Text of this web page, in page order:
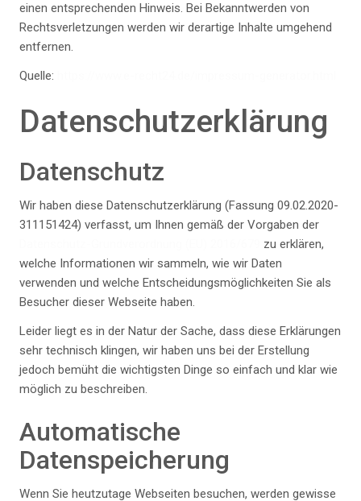
einen entsprechenden Hinweis. Bei Bekanntwerden von
Rechtsverletzungen werden wir derartige Inhalte umgehend
entfernen.
Quelle:
Datenschutzerklärung
Datenschutz
Wir haben diese Datenschutzerklärung (Fassung 09.02.2020-
311151424) verfasst, um Ihnen gemäß der Vorgaben der
zu erklären,
welche Informationen wir sammeln, wie wir Daten
verwenden und welche Entscheidungsmöglichkeiten Sie als
Besucher dieser Webseite haben.
Leider liegt es in der Natur der Sache, dass diese Erklärungen
sehr technisch klingen, wir haben uns bei der Erstellung
jedoch bemüht die wichtigsten Dinge so einfach und klar wie
möglich zu beschreiben.
Automatische
Datenspeicherung
Wenn Sie heutzutage Webseiten besuchen, werden gewisse